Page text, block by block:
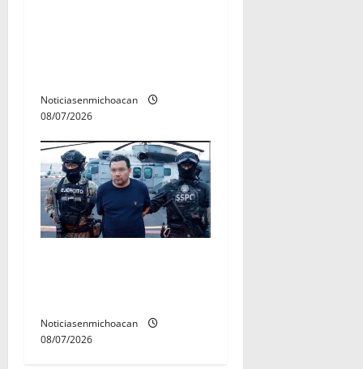
Noticiasenmichoacan
08/07/2026
Noticiasenmichoacan
08/07/2026